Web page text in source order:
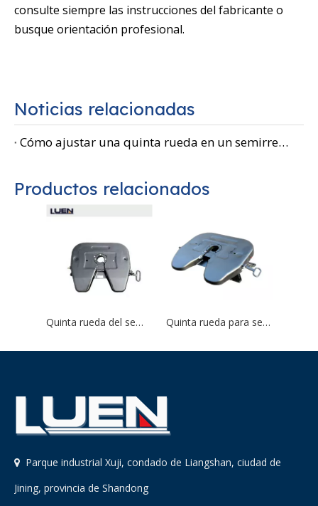
consulte siempre las instrucciones del fabricante o
busque orientación profesional.
Noticias relacionadas
Cómo ajustar una quinta rueda en un semirremolque: una guía paso a paso para una operación segura y eficiente
Productos relacionados
Quinta rueda del semirremolque LUEN Quinta rueda para semirremolque
 Parque industrial Xuji, condado de Liangshan, ciudad de
Jining, provincia de Shandong